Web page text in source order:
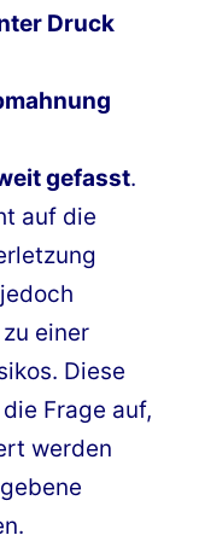
Druck
gefasst.
auf die
einer
Diese
Frage auf,
werden